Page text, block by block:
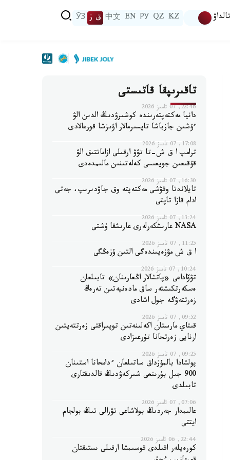
تالداۋ KZ
QZ
РУ
EN
中文 ق ز ЎЗ
تاقىرىپقا قاتىستى
22:46, 07 تامىز 2026
دانيا مەكتەپتەرىندە كوشىرۋدىڭ الدىن الۋ
ءۇشىن جازباشا تاپسىرمالار اۋىزشا قورعالادى
17:08, 07 تامىز 2026
ترامپ ا ق ش-تا تۋۋ ارقىلى ازاماتتىق الۋ
قۇقىعىن جويعىسى كەلەتىنىن مالىمدەدى
16:30, 07 تامىز 2026
تايلاندتا وقۋشى مەكتەپتە وق جاۋدىرىپ، جەتى
ادام قازا تاپتى
13:24, 07 تامىز 2026
NASA عارىشكەرلەرى عارىشقا ۇشتى
11:25, 07 تامىز 2026
ا ق ش مۋزەيىندەگى التىن ۇزەڭگى
10:24, 07 تامىز 2026
تۋۆاداعى «پاتشالار اڭعارىنان» تابىلعان
ەسكەرتكىشتەر ساق مادەنيەتىن تەرەڭ
زەرتتەۋگە جول اشادى
09:52, 07 تامىز 2026
قىتاي مارستان اكەلىنەتىن توپىراقتى زەرتتەيتىن
ارنايى زەرتحانا تۇرعىزادى
09:25, 07 تامىز 2026
پولشادا بالمۇزداق ساتىلعان ءدامحانا استىنان
900 جىل بۇرىنعى شىركەۋدىڭ قالدىقتارى
تابىلدى
07:06, 07 تامىز 2026
عالىمدار جەردىڭ بولاشاعى تۋرالى تىڭ بولجام
ايتتى
22:44, 06 تامىز 2026
كورەيلەر اقىلدى قوسىمشا ارقىلى ىستىقتان